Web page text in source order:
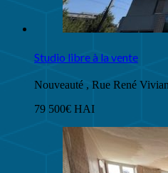
Studio libre à la vente
Nouveauté , Rue René
79 500€ HAI